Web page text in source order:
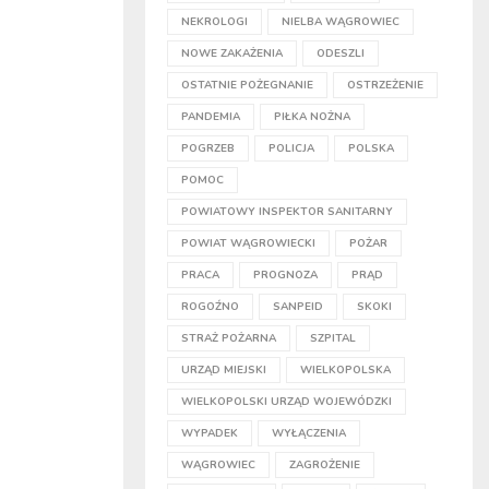
NEKROLOGI NIELBA WĄGROWIEC
NOWE ZAKAŻENIA ODESZLI
OSTATNIE POŻEGNANIE OSTRZEŻENIE
PANDEMIA PIŁKA NOŻNA
POGRZEB POLICJA POLSKA
POMOC
POWIATOWY INSPEKTOR SANITARNY
POWIAT WĄGROWIECKI POŻAR
PRACA PROGNOZA PRĄD
ROGOŹNO SANPEID SKOKI
STRAŻ POŻARNA SZPITAL
URZĄD MIEJSKI WIELKOPOLSKA
WIELKOPOLSKI URZĄD WOJEWÓDZKI
WYPADEK WYŁĄCZENIA
WĄGROWIEC ZAGROŻENIE